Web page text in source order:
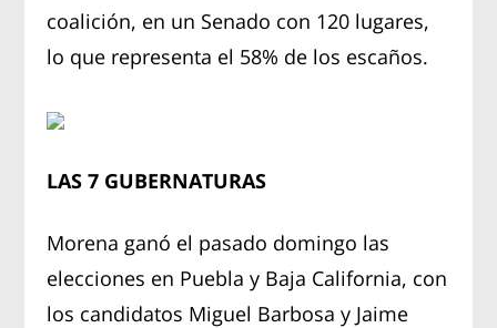
coalición, en un Senado con 120 lugares,
lo que representa el 58% de los escaños.
LAS 7 GUBERNATURAS
Morena ganó el pasado domingo las
elecciones en Puebla y Baja California, con
los candidatos Miguel Barbosa y Jaime